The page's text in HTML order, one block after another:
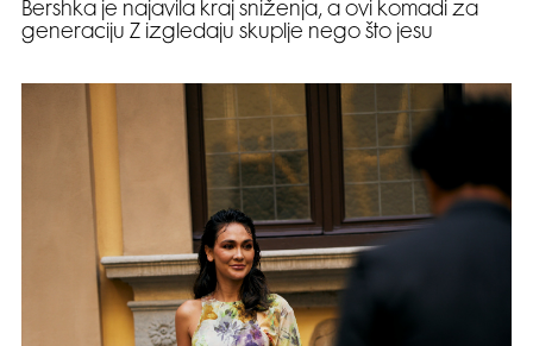
Bershka je najavila kraj sniženja, a ovi komadi za
generaciju Z izgledaju skuplje nego što jesu